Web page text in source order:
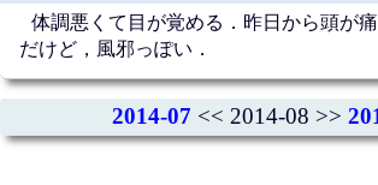
体調悪くて目が覚める．昨日から頭が
だけど，風邪っぽい．
2014-07 << 2014-08 >>